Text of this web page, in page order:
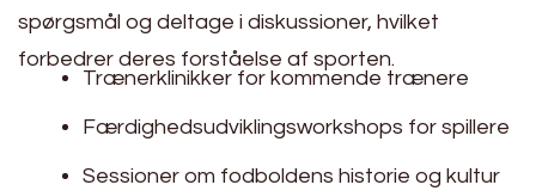
spørgsmål og deltage i diskussioner, hvilket
forbedrer deres forståelse af sporten.
Trænerklinikker for kommende trænere
Færdighedsudviklingsworkshops for spillere
Sessioner om fodboldens historie og kultur